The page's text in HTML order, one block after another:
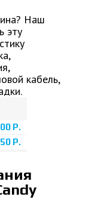
Наш
эту
кабель,
Р.
Р.